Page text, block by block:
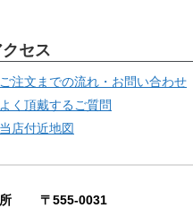
クセス
ご注文までの流れ・お問い合わせ
よく頂戴するご質問
当店付近地図
所 〒555-0031